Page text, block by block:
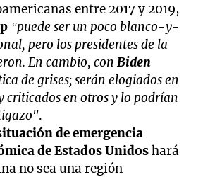
entre 2017 y 2019,
“puede ser un poco blanco-y-
pero los presidentes de la
En cambio, conBiden
de grises; serán elogiados en
criticados en otros y lo podrían
.
de emergencia
de Estados Unidoshará
no sea una región